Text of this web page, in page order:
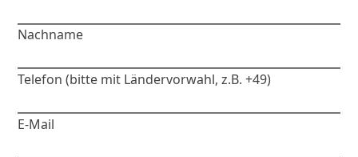
Nachname
Telefon (bitte mit Ländervorwahl, z.B. +49)
E-Mail